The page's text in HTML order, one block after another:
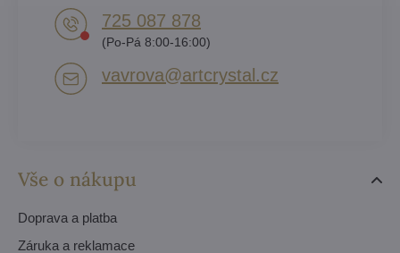
Vše o nákupu
Doprava a platba
Záruka a reklamace
725 087 878​
(Po-Pá 8:00-16:00)
vavrova​@artcrystal​.cz